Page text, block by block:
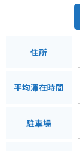
住所
平均滞在時間
駐車場